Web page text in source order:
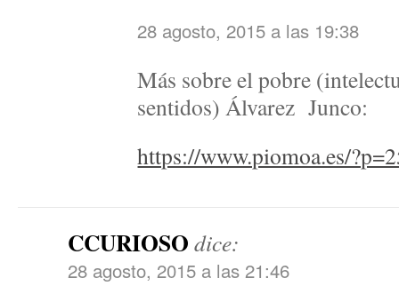
28 agosto, 2015 a las 19:38
Más sobre el pobre
sentidos) Álvarez Junco:
https://www.piomoa.es/
CCURIOSO dice:
28 agosto, 2015 a las 21:46